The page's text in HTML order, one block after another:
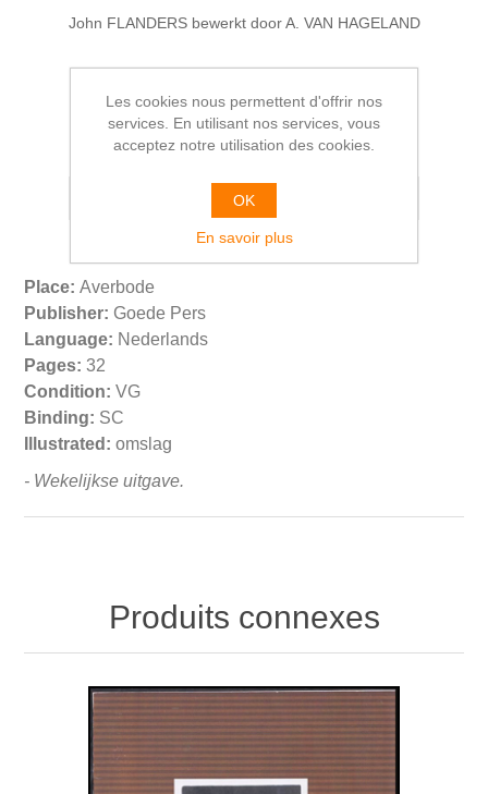
John FLANDERS bewerkt door A. VAN HAGELAND
€9,00
Place: Averbode
Publisher: Goede Pers
Language: Nederlands
Pages: 32
Condition: VG
Binding: SC
Illustrated:omslag
- Wekelijkse uitgave.
Produits connexes
Les cookies nous permettent d'offrir nos
services. En utilisant nos services, vous
acceptez notre utilisation des cookies.
OK
En savoir plus